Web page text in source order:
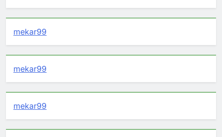
mekar99
mekar99
mekar99